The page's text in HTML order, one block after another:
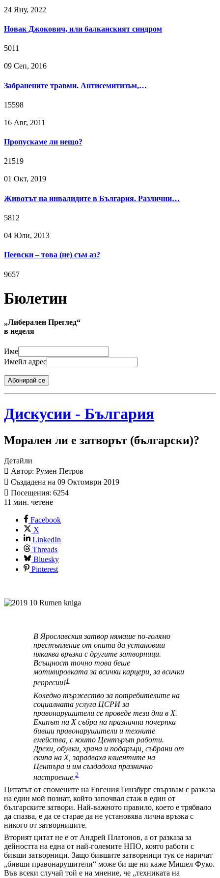
24 Яну, 2022
Новак Джокович, или балканският синдром
5011
09 Сeп, 2016
Забранените травми. Антисемитизъм,…
15598
16 Авг, 2011
Пропускаме ли нещо?
21519
01 Окт, 2019
Животът на инвалидите в България. Различни…
5812
04 Юли, 2013
Пеевски – това (не) съм аз?
9657
Бюлетин
„Либерален Преглед“
в неделя
Име
Имейл адрес
Абонирай се
Дискусии - България
Морален ли е затворът (български)?
Детайли
Автор: Румен Петров
Създадена на 09 Октомври 2019
Посещения: 6254
11 мин. четене
Facebook
X
LinkedIn
Threads
Bluesky
Pinterest
В Ярославския затвор нямаше по-голямо
престъпление от опита да установиш
някаква връзка с другите затворници.
Всъщност точно това беше
мотивировката за всички карцери, за всички
репресии!1
Коледно тържество за потребителите на
социалната услуга ЦСРИ за
правонарушители се проведе тези дни в Х.
Екипът на Х събра на празнична почерпка
бивши правонарушители и техните
емейства, с които Центърът работи.
Дрехи, обувки, храна и подаръци, събрани от
екипа на Х, зарадваха клиентите на
Центъра и им създадоха празнично
настроение.2
Цитатът от спомените на Евгения Гинзбург свързвам с разказа
на един мой познат, който започвал стаж в един от
българските затвори. Най-важното правило, което е трябвало
да спазва, е да се старае да не установява лична връзка с
никого от затворниците.
Вторият цитат не е от Андрей Платонов, а от разказа за
дейността на една от най-големите НПО, която работи с
бивши затворници. Защо бившите затворници тук се наричат
„бивши правонарушители“ може би ще ни каже Мишел Фуко.
Във всеки случай той е на мнение, че „техниката на